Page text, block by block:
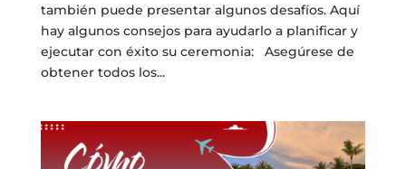
también puede presentar algunos desafíos. Aquí
hay algunos consejos para ayudarlo a planificar y
ejecutar con éxito su ceremonia: Asegúrese de
obtener todos los...